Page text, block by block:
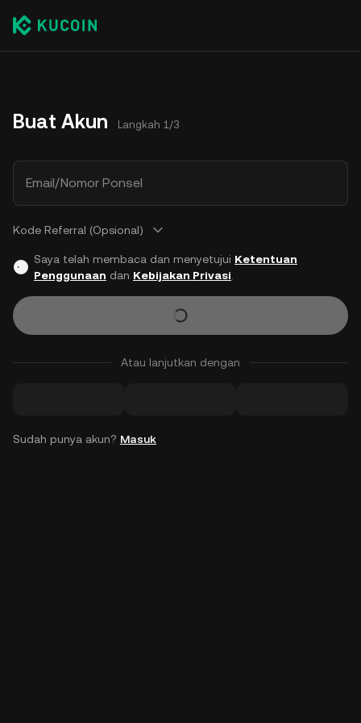
Buat Akun Langkah 1/3
Email/Nomor Ponsel
Kode Referral (Opsional)
Saya telah membaca dan menyetujui Ketentuan
Penggunaan dan Kebijakan Privasi
Atau lanjutkan dengan
Sudah punya akun? Masuk